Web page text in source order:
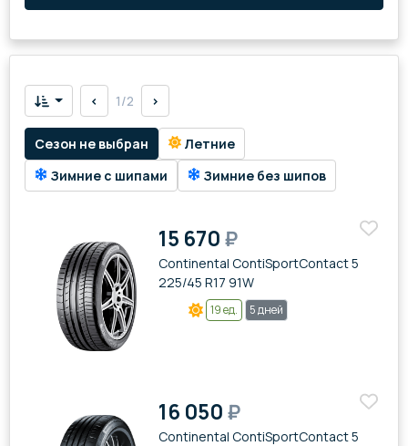
< 1/2 >
Сезон не выбран
Летние
Зимние с шипами
Зимние без шипов
15 670₽
Continental ContiSportContact 5
225/45 R17 91W
19 ед. 5 дней
16 050₽
Continental ContiSportContact 5